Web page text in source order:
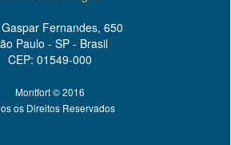
Fernandes, 650
Paulo - SP - Brasil
CEP: 01549-000
Montfort © 2016
os Direitos Reservados